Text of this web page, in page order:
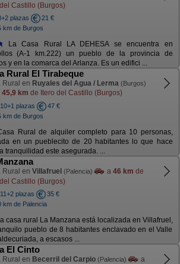
Castillo (Burgos)
plazas
21 €
km de Burgos
La Casa Rural LA DEHESA se encuentra en
(A-1 km.222) un pueblo de la provincia de
y en la comarca del Arlanza. Es un edifici ...
Rural El Tirabeque
Rural en Ruyales del Agua / Lerma (Burgos)
45,9 km de Itero del Castillo (Burgos)
plazas
47 €
km de Burgos
Rural de alquiler completo para 10 personas,
en un pueblecito de 20 habitantes lo que hace
tranquilidad este asegurada. ...
Rural en Villafruel (Palencia) a 46 km de
Castillo (Burgos)
plazas
35 €
km de Palencia
casa rural La Manzana está localizada en Villafruel,
pueblo de 8 habitantes enclavado en el Valle
a escasos ...
El Cinto
Rural en Becerril del Carpio (Palencia)
a